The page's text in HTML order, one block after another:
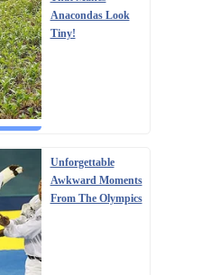
Anacondas Look
Tiny!
Unforgettable
Awkward Moments
From The Olympics